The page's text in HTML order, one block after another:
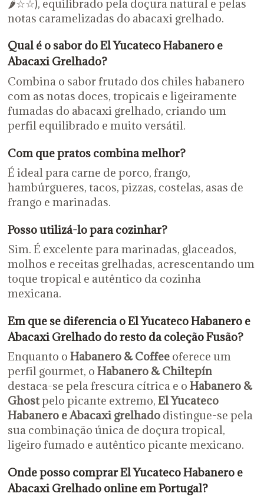
🌶️☆☆), equilibrado pela doçura natural e pelas
notas caramelizadas do abacaxi grelhado.
Qual é o sabor do El Yucateco Habanero e
Abacaxi Grelhado?
Combina o sabor frutado dos chiles habanero
com as notas doces, tropicais e ligeiramente
fumadas do abacaxi grelhado, criando um
perfil equilibrado e muito versátil.
Com que pratos combina melhor?
É ideal para carne de porco, frango,
hambúrgueres, tacos, pizzas, costelas, asas de
frango e marinadas.
Posso utilizá-lo para cozinhar?
Sim. É excelente para marinadas, glaceados,
molhos e receitas grelhadas, acrescentando um
toque tropical e autêntico da cozinha
mexicana.
Em que se diferencia o El Yucateco Habanero e
Abacaxi Grelhado do resto da coleção Fusão?
Enquanto o Habanero & Coffeeoferece um
perfil gourmet, o Habanero & Chiltepín
destaca-se pela frescura cítrica e o Habanero &
Ghostpelo picante extremo, El Yucateco
Habanero e Abacaxi grelhadodistingue-se pela
sua combinação única de doçura tropical,
ligeiro fumado e autêntico picante mexicano.
Onde posso comprar El Yucateco Habanero e
Abacaxi Grelhado online em Portugal?